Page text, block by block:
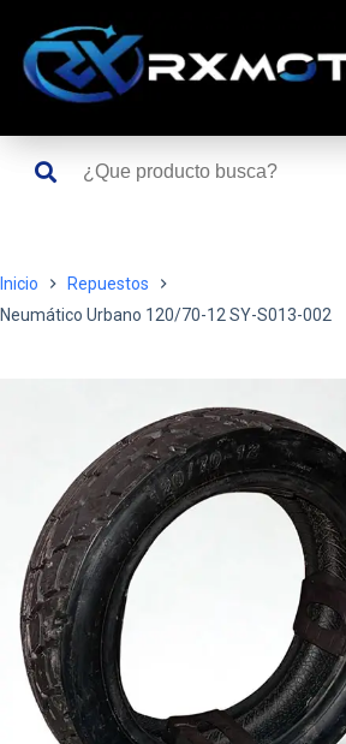
contenido
Inicio
Repuestos
Neumático Urbano 120/70-12 SY-S013-002